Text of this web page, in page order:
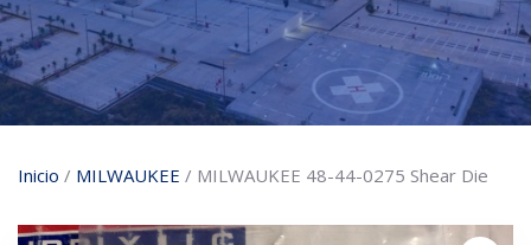
Inicio / MILWAUKEE / MILWAUKEE 48-44-0275 Shear Die